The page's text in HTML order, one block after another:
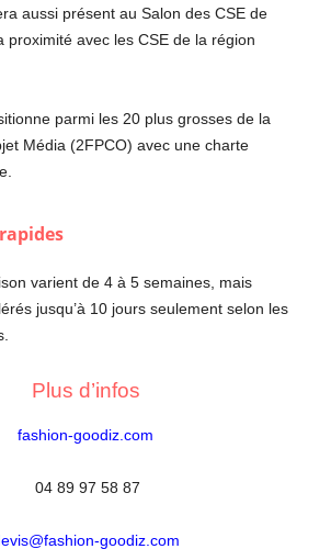
aussi présent au Salon des CSE de
proximité avec les CSE de la région
parmi les 20 plus grosses de la
Média (2FPCO) avec une charte
varient de 4 à 5 semaines, mais
jusqu’à 10 jours seulement selon les
Plus d’infos
fashion-goodiz.com
04 89 97 58 87
goodiz.com